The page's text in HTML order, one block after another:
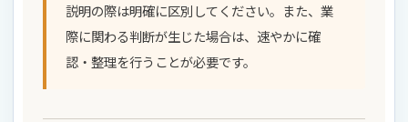
説明の際は明確に区別してください。また、業
際に関わる判断が生じた場合は、速やかに確
認・整理を行うことが必要です。